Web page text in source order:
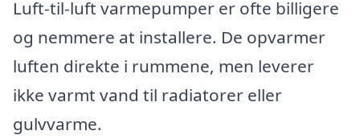
Luft-til-luft varmepumper er ofte billigere
og nemmere at installere. De opvarmer
luften direkte i rummene, men leverer
ikke varmt vand til radiatorer eller
gulvvarme.